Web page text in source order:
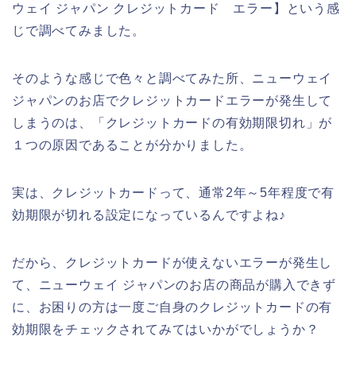
ウェイ ジャパン クレジットカード エラー】という感
じで調べてみました。
そのような感じで色々と調べてみた所、ニューウェイ
ジャパンのお店でクレジットカードエラーが発生して
しまうのは、「クレジットカードの有効期限切れ」が
１つの原因であることが分かりました。
実は、クレジットカードって、通常2年～5年程度で有
効期限が切れる設定になっているんですよね♪
だから、クレジットカードが使えないエラーが発生し
て、ニューウェイ ジャパンのお店の商品が購入できず
に、お困りの方は一度ご自身のクレジットカードの有
効期限をチェックされてみてはいかがでしょうか？